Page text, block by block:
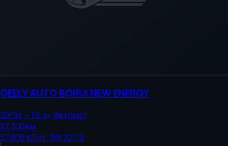
GEELY AUTO BORUI NEW ENERGY
2019г.• 1.5л• Автомат
87 300км
37 800 ¥Лот: 59122119